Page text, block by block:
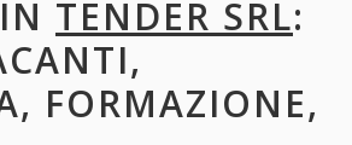
TENDER SRL:
FORMAZIONE,